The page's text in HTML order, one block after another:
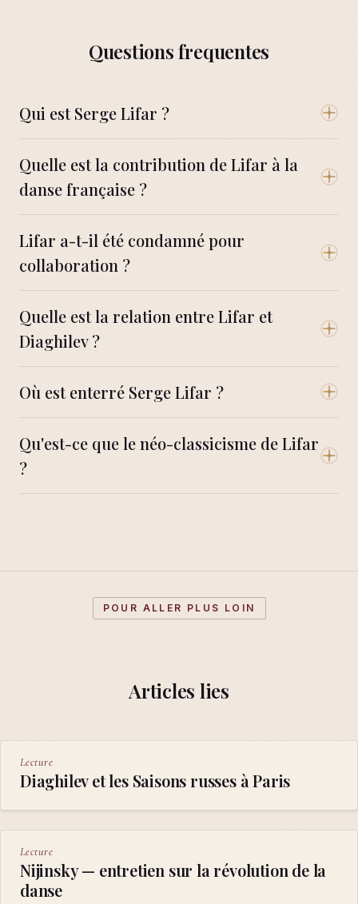
Questions frequentes
Qui est Serge Lifar ?
Quelle est la contribution de Lifar à la
danse française ?
Lifar a-t-il été condamné pour
collaboration ?
Quelle est la relation entre Lifar et
Diaghilev ?
Où est enterré Serge Lifar ?
Qu'est-ce que le néo-classicisme de Lifar
?
POUR ALLER PLUS LOIN
Articles lies
Lecture
Diaghilev et les Saisons russes à Paris
Lecture
Nijinsky — entretien sur la révolution de la
danse